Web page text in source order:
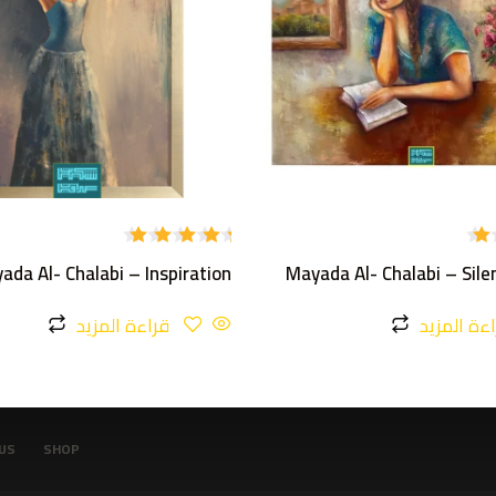
Mayada Al- Chalabi –
المزيد
التقييم
5.00من
Al- Chalabi – Inspiration
قراءة المزيد
SHOP